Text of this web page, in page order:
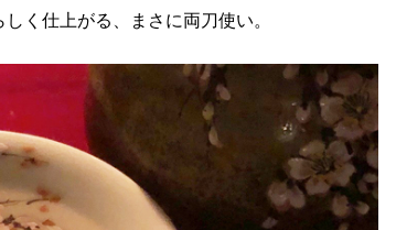
く仕上がる、まさに両刀使い。